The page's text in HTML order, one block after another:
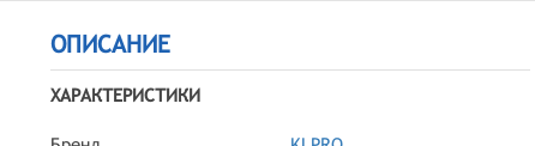
ОПИСАНИЕ
ХАРАКТЕРИСТИКИ